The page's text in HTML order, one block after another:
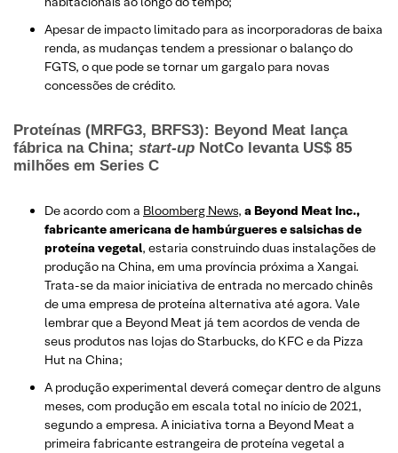
Apesar de impacto limitado para as incorporadoras de baixa
renda, as mudanças tendem a pressionar o balanço do
FGTS, o que pode se tornar um gargalo para novas
concessões de crédito.
Proteínas (MRFG3, BRFS3): Beyond Meat lança
fábrica na China; start-up NotCo levanta US$ 85
milhões em Series C
De acordo com a Bloomberg News, a Beyond Meat Inc.,
fabricante americana de hambúrgueres e salsichas de
proteína vegetal, estaria construindo duas instalações de
produção na China, em uma província próxima a Xangai.
Trata-se da maior iniciativa de entrada no mercado chinês
de uma empresa de proteína alternativa até agora. Vale
lembrar que a Beyond Meat já tem acordos de venda de
seus produtos nas lojas do Starbucks, do KFC e da Pizza
Hut na China;
A produção experimental deverá começar dentro de alguns
meses, com produção em escala total no início de 2021,
segundo a empresa. A iniciativa torna a Beyond Meat a
primeira fabricante estrangeira de proteína vegetal a